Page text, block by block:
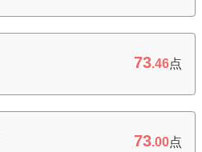
73.46点
73.00点